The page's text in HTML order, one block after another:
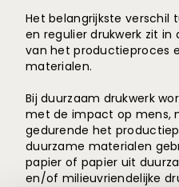
Het belangrijkste verschil
en regulier drukwerk zit
van het productieproces
materialen.
Bij duurzaam drukwerk
met de impact op mens,
gedurende het
duurzame materialen
papier of papier uit
en/of milieuvriendelijke